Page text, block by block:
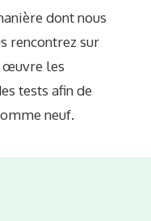
dont nous
rencontrez sur
œuvre les
tests afin de
neuf.